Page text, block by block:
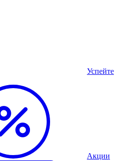
Успейте
Акции